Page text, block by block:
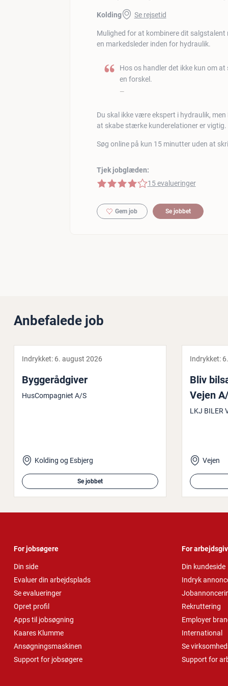
Kolding Se rejsetid
Mulighed for at kombinere dit
en markedsleder inden for hydraulik.
Hos os handler det ikke kun om
en forskel.
Du skal ikke være ekspert i hydraulik,
at skabe stærke kunderelationer er vigtig.
Søg online på kun 15 minutter uden at
Tjek jobglæden:
4 af 5 stjerner
15 evalueringer
Gem job Se jobbet
Anbefalede job
Indrykket: 6. august 2026
Byg­ge­rå­d­gi­ver
HusCompagniet A/S
Kolding og Esbjerg
Se jobbet
Indrykket:
Bliv
Vejen
LKJ BILER
Vejen
For jobsøgere
Din side
Evaluer din arbejdsplads
Se evalueringer
Opret profil
Apps til jobsøgning
Kaares Klumme
Ansøgningsmaskinen
Support for jobsøgere
For
Din kundeside
Indryk
Rekruttering
Employer
International
Se
Support for